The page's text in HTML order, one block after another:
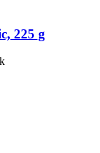
225 g